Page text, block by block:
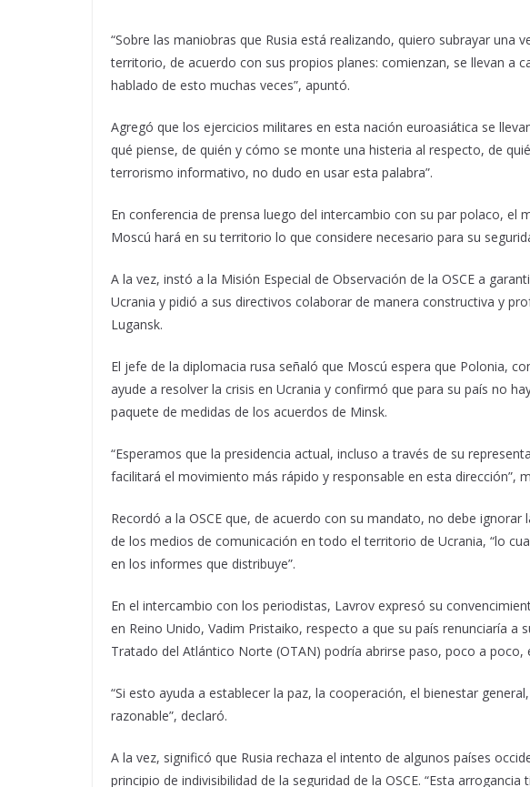
“Sobre las maniobras que Rusia está realizando, quiero subrayar una
territorio, de acuerdo con sus propios planes: comienzan, se llevan a
hablado de esto muchas veces”, apuntó.
Agregó que los ejercicios militares en esta nación euroasiática se
qué piense, de quién y cómo se monte una histeria al respecto, de
terrorismo informativo, no dudo en usar esta palabra”.
En conferencia de prensa luego del intercambio con su par polaco, el
Moscú hará en su territorio lo que considere necesario para su
A la vez, instó a la Misión Especial de Observación de la OSCE a
Ucrania y pidió a sus directivos colaborar de manera constructiva y
Lugansk.
El jefe de la diplomacia rusa señaló que Moscú espera que Polonia,
ayude a resolver la crisis en Ucrania y confirmó que para su país no
paquete de medidas de los acuerdos de Minsk.
“Esperamos que la presidencia actual, incluso a través de su
facilitará el movimiento más rápido y responsable en esta dirección”,
Recordó a la OSCE que, de acuerdo con su mandato, no debe
de los medios de comunicación en todo el territorio de Ucrania, “lo
en los informes que distribuye”.
En el intercambio con los periodistas, Lavrov expresó su
en Reino Unido, Vadim Pristaiko, respecto a que su país renunciaría a
Tratado del Atlántico Norte (OTAN) podría abrirse paso, poco a poco,
“Si esto ayuda a establecer la paz, la cooperación, el bienestar
razonable”, declaró.
A la vez, significó que Rusia rechaza el intento de algunos países
principio de indivisibilidad de la seguridad de la OSCE. “Esta